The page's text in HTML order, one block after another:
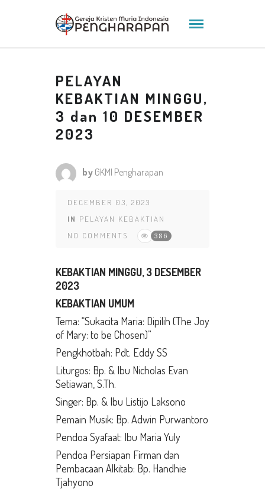
PELAYAN
KEBAKTIAN MINGGU,
3 dan 10 DESEMBER
2023
by GKMI Pengharapan
DECEMBER 03, 2023
IN PELAYAN KEBAKTIAN
NO COMMENTS
386
KEBAKTIAN MINGGU, 3 DESEMBER
2023
KEBAKTIAN UMUM
Tema: “Sukacita Maria: Dipilih (The Joy
of Mary: to be Chosen)”
Pengkhotbah: Pdt. Eddy SS
Liturgos: Bp. & Ibu Nicholas Evan
Setiawan, S.Th.
Singer: Bp. & Ibu Listijo Laksono
Pemain Musik: Bp. Adwin Purwantoro
Pendoa Syafaat: Ibu Maria Yuly
Pendoa Persiapan Firman dan
Pembacaan Alkitab: Bp. Handhie
Tjahyono